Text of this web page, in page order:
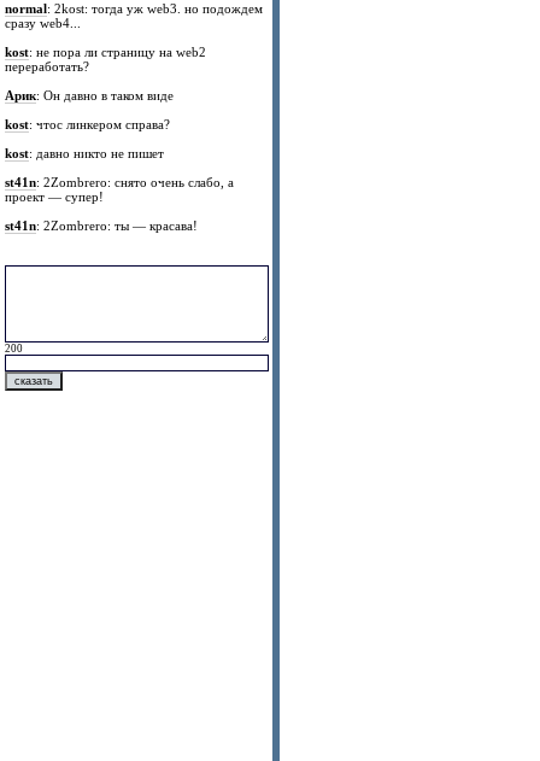
normal: 2kost: тогда уж web3. но подождем
сразу web4...
kost: не пора ли страницу на web2
переработать?
Арик: Он давно в таком виде
kost: чтос линкером справа?
kost: давно никто не пишет
st41n: 2Zombrero: снято очень слабо, а
проект — супер!
st41n: 2Zombrero: ты — красава!
200